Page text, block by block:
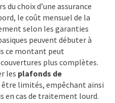
du choix d’une assurance
le coût mensuel de la
selon les garanties
peuvent débuter à
ce montant peut
plus complètes.
les plafonds de
être limités, empêchant ainsi
en cas de traitement lourd.